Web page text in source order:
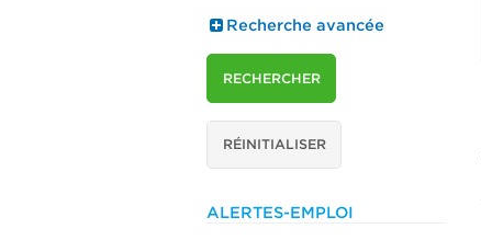
Recherche avancée
RECHERCHER
RÉINITIALISER
ALERTES-EMPLOI